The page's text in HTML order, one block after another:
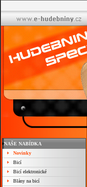
NAŠE NABÍDKA
Novinky
Bicí
Bicí elektronické
Blány na bicí